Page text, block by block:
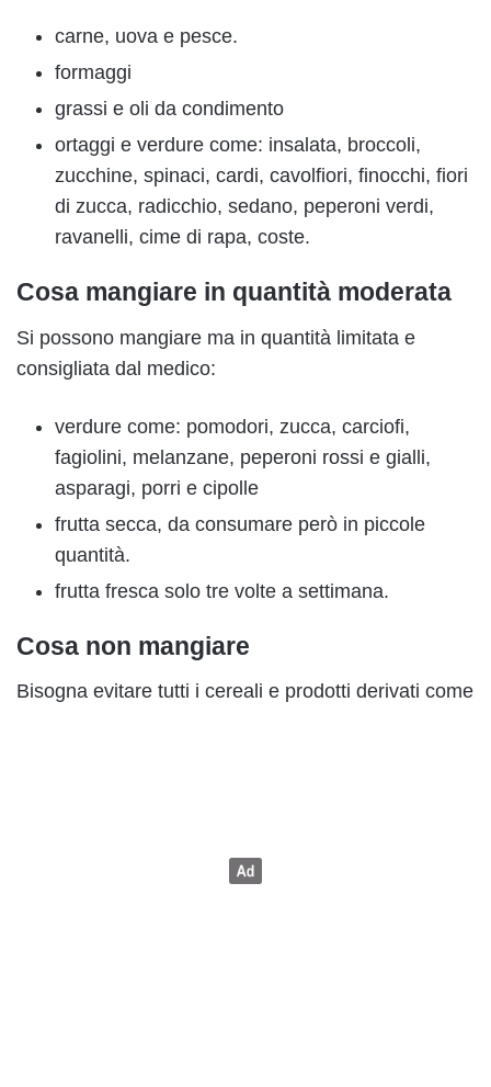
carne, uova e pesce.
formaggi
grassi e oli da condimento
ortaggi e verdure come: insalata, broccoli,
zucchine, spinaci, cardi, cavolfiori, finocchi, fiori
di zucca, radicchio, sedano, peperoni verdi,
ravanelli, cime di rapa, coste.
Cosa mangiare in quantità moderata
Si possono mangiare ma in quantità limitata e
consigliata dal medico:
verdure come: pomodori, zucca, carciofi,
fagiolini, melanzane, peperoni rossi e gialli,
asparagi, porri e cipolle
frutta secca, da consumare però in piccole
quantità.
frutta fresca solo tre volte a settimana.
Cosa non mangiare
Bisogna evitare tutti i cereali e prodotti derivati come